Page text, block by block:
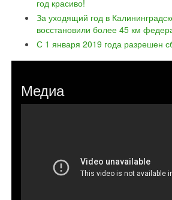
год красиво!
За уходящий год в
восстановили более 45 км
С 1 января 2019 года разрешен
Медиа